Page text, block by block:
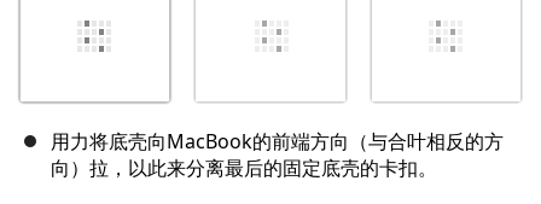
用力将底壳向MacBook的前端方向（与合叶相反的方
向）拉，以此来分离最后的固定底壳的卡扣。